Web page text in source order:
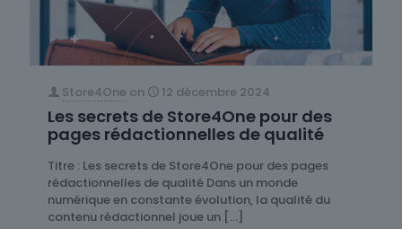
Store4One on 12 décembre 2024
Les secrets de Store4One pour des
pages rédactionnelles de qualité
Titre : Les secrets de Store4One pour des pages
rédactionnelles de qualité Dans un monde
numérique en constante évolution, la qualité du
contenu rédactionnel joue un […]